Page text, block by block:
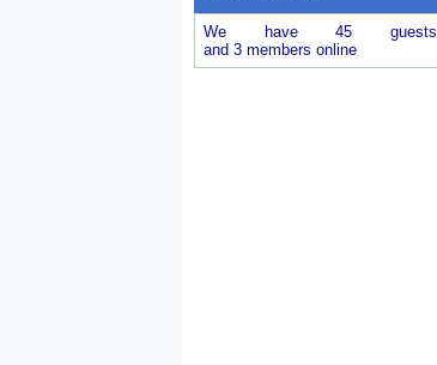
We have 45 guests
and 3 members online